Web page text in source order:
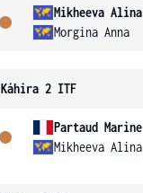
Mikheeva Alina
Morgina Anna
Káhira 2 ITF
Partaud Marine
Mikheeva Alina